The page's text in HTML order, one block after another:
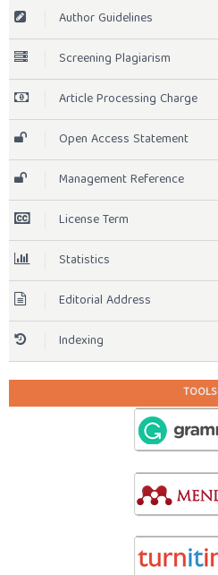
Author Guidelines
Screening Plagiarism
Article Processing Charge
Open Access Statement
Management Reference
License Term
Statistics
Editorial Address
Indexing
TOOLS